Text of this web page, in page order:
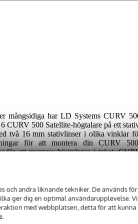
och andra liknande tekniker. De används
ger dig en optimal användarupplevelse.
med webbplatsen, detta för att
mångsidiga har LD Systems CURV
CURV 500 Satellite-högtalare på ett
två 16 mm stativlinser i olika vinklar
för att montera din CURV
för att montera högtalarna i taket.
ON-anslutningar för styrning av
och du kan rotera LD Systems-